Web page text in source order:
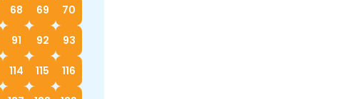
68 69 70
91 92 93
114 115 116